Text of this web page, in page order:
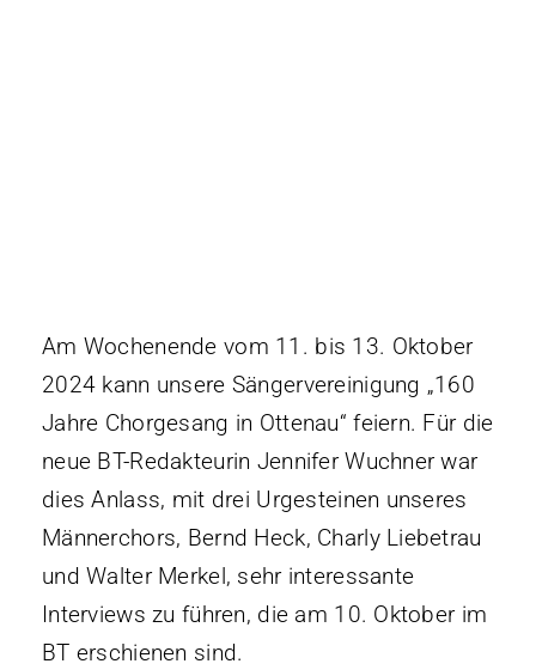
Am Wochenende vom 11. bis 13. Oktober
2024 kann unsere Sängervereinigung „160
Jahre Chorgesang in Ottenau“ feiern. Für die
neue BT-Redakteurin Jennifer Wuchner war
dies Anlass, mit drei Urgesteinen unseres
Männerchors, Bernd Heck, Charly Liebetrau
und Walter Merkel, sehr interessante
Interviews zu führen, die am 10. Oktober im
BT erschienen sind.